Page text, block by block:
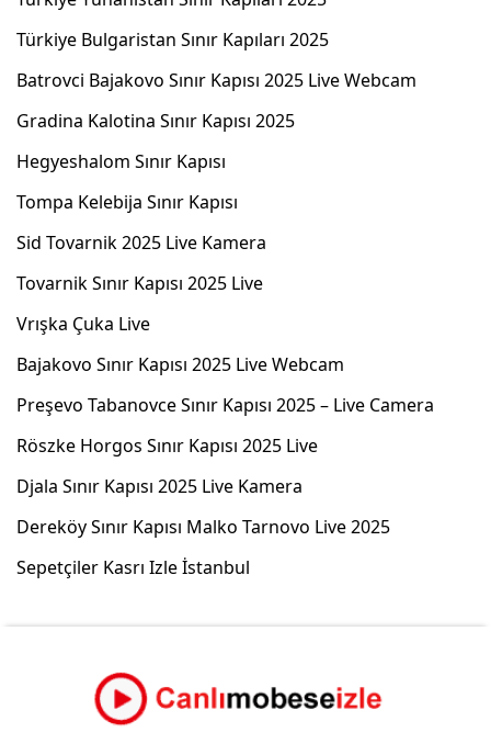
Türkiye Bulgaristan Sınır Kapıları 2025
Batrovci Bajakovo Sınır Kapısı 2025 Live Webcam
Gradina Kalotina Sınır Kapısı 2025
Hegyeshalom Sınır Kapısı
Tompa Kelebija Sınır Kapısı
Sid Tovarnik 2025 Live Kamera
Tovarnik Sınır Kapısı 2025 Live
Vrışka Çuka Live
Bajakovo Sınır Kapısı 2025 Live Webcam
Preşevo Tabanovce Sınır Kapısı 2025 – Live Camera
Röszke Horgos Sınır Kapısı 2025 Live
Djala Sınır Kapısı 2025 Live Kamera
Dereköy Sınır Kapısı Malko Tarnovo Live 2025
Sepetçiler Kasrı Izle İstanbul